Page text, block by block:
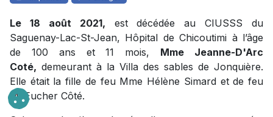
Le 18 août 2021, est décédée au CIUSSS du
Saguenay-Lac-St-Jean, Hôpital de Chicoutimi à l’âge
de 100 ans et 11 mois, Mme Jeanne-D'Arc
Coté, demeurant à la Villa des sables de Jonquière.
Elle était la fille de feu Mme Hélène Simard et de feu
M. Eucher Côté.